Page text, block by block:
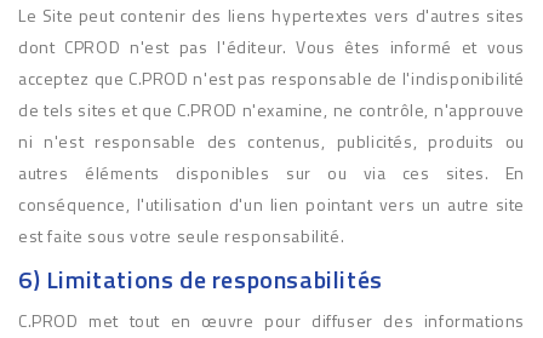
Le Site peut contenir des liens hypertextes vers d'autres sites
dont CPROD n'est pas l'éditeur. Vous êtes informé et vous
acceptez que C.PROD n'est pas responsable de l'indisponibilité
de tels sites et que C.PROD n'examine, ne contrôle, n'approuve
ni n'est responsable des contenus, publicités, produits ou
autres éléments disponibles sur ou via ces sites. En
conséquence, l'utilisation d'un lien pointant vers un autre site
est faite sous votre seule responsabilité.
6) Limitations de responsabilités
C.PROD met tout en œuvre pour diffuser des informations